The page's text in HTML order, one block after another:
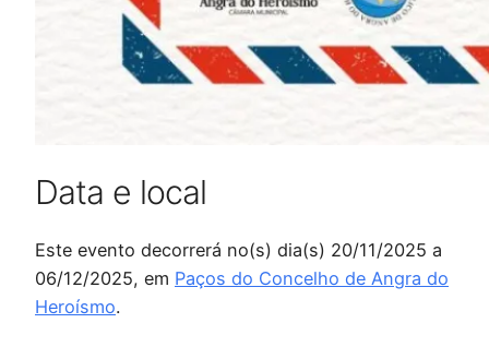
Data e local
Este evento decorrerá no(s) dia(s) 20/11/2025 a
06/12/2025, em Paços do Concelho de Angra do
Heroísmo.